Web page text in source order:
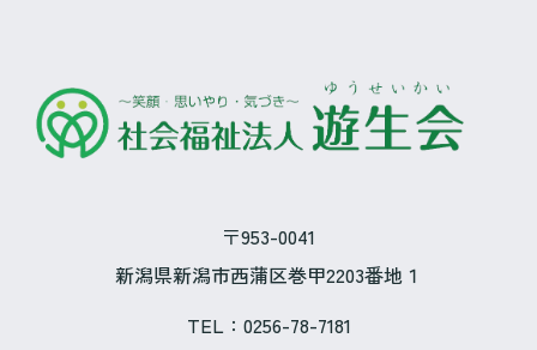
〒953-0041
新潟県新潟市西蒲区巻甲2203番地１
TEL： 0256-78-7181